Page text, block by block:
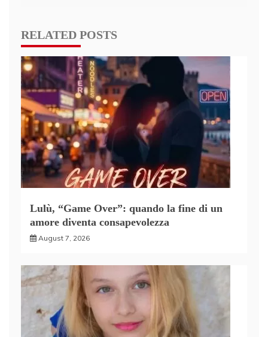
RELATED POSTS
Lulù, “Game Over”: quando la fine di un
amore diventa consapevolezza
August 7, 2026